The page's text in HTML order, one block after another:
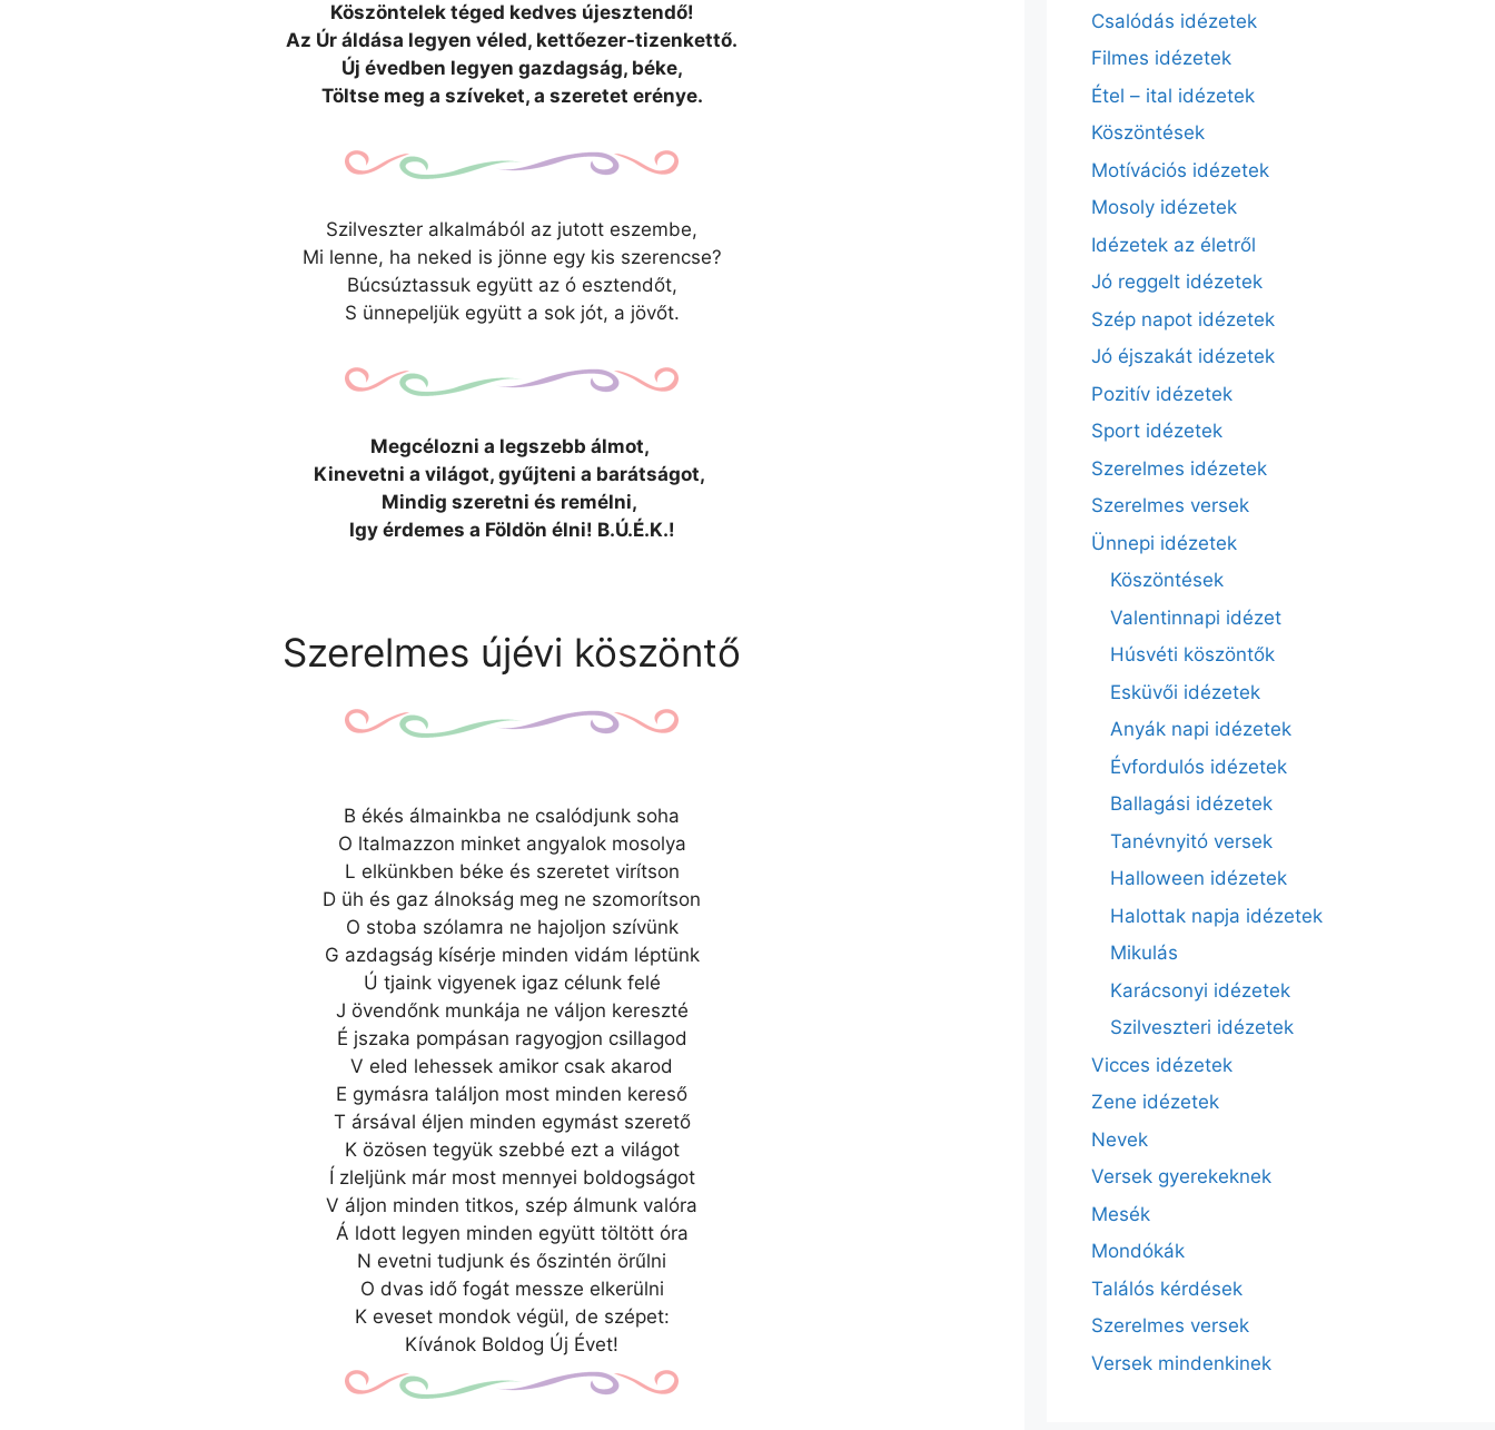
Köszöntelek téged kedves újesztendő!
Az Úr áldása legyen véled, kettőezer-tizenkettő.
Új évedben legyen gazdagság, béke,
Töltse meg a szíveket, a szeretet erénye.
Szilveszter alkalmából az jutott eszembe,
Mi lenne, ha neked is jönne egy kis szerencse?
Búcsúztassuk együtt az ó esztendőt,
S ünnepeljük együtt a sok jót, a jövőt.
Megcélozni a legszebb álmot,
Kinevetni a világot, gyűjteni a barátságot,
Mindig szeretni és remélni,
Igy érdemes a Földön élni! B.Ú.É.K.!
Szerelmes újévi köszöntő
B ékés álmainkba ne csalódjunk soha
O ltalmazzon minket angyalok mosolya
L elkünkben béke és szeretet virítson
D üh és gaz álnokság meg ne szomorítson
O stoba szólamra ne hajoljon szívünk
G azdagság kísérje minden vidám léptünk
Ú tjaink vigyenek igaz célunk felé
J övendőnk munkája ne váljon kereszté
É jszaka pompásan ragyogjon csillagod
V eled lehessek amikor csak akarod
E gymásra találjon most minden kereső
T ársával éljen minden egymást szerető
K özösen tegyük szebbé ezt a világot
Í zleljünk már most mennyei boldogságot
V áljon minden titkos, szép álmunk valóra
Á ldott legyen minden együtt töltött óra
N evetni tudjunk és őszintén örűlni
O dvas idő fogát messze elkerülni
K eveset mondok végül, de szépet:
Kívánok Boldog Új Évet!
Csalódás idézetek
Filmes idézetek
Étel – ital idézetek
Köszöntések
Motívációs idézetek
Mosoly idézetek
Idézetek az életről
Jó reggelt idézetek
Szép napot idézetek
Jó éjszakát idézetek
Pozitív idézetek
Sport idézetek
Szerelmes idézetek
Szerelmes versek
Ünnepi idézetek
Köszöntések
Valentinnapi idézet
Húsvéti köszöntők
Esküvői idézetek
Anyák napi idézetek
Évfordulós idézetek
Ballagási idézetek
Tanévnyitó versek
Halloween idézetek
Halottak napja idézetek
Mikulás
Karácsonyi idézetek
Szilveszteri idézetek
Vicces idézetek
Zene idézetek
Nevek
Versek gyerekeknek
Mesék
Mondókák
Találós kérdések
Szerelmes versek
Versek mindenkinek